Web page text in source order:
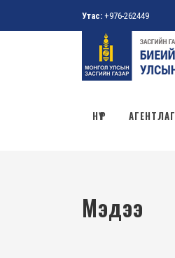
Утас: +976-262449
НҮҮР АГЕНТЛАГ
Мэдээ